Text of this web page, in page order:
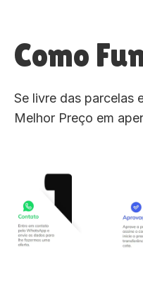
Como
Se livre das parcelas
Melhor Preço em